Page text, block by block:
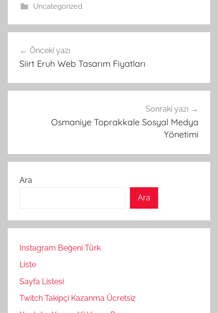
Uncategorized
gezinmesi
Önceki yazı
Siirt Eruh Web Tasarım Fiyatları
Sonraki yazı
Osmaniye Toprakkale Sosyal Medya
Yönetimi
Ara
Ara
Instagram Beğeni Türk
Liste
Sayfa Listesi
Twitch Takipçi Kazanma Ücretsiz